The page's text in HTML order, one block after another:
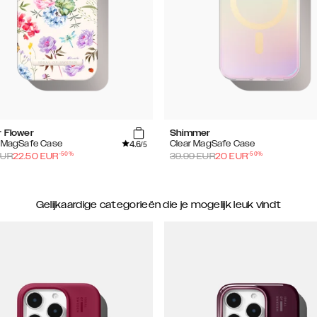
Flower
Case
4.6/5
22.50 EUR-50%
Shimmer
Clear MagSafe Case
39.99EUR20 EUR-50%
Gelijkaardige categorieën die je mogelijk leuk vindt